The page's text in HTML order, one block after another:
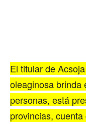
El titular de
oleaginosa brinda
personas, está
provincias,